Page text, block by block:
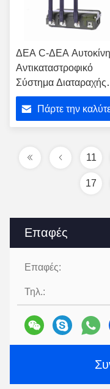
Επαφές
Επαφές:
Τηλ.:
ΔΕΑ C-ΔΕΑ
Αντικαταστροφικό
Σύστημα Διαταραχής
Σημείων RF 720-
1050MHzΠάρτε την
11
17